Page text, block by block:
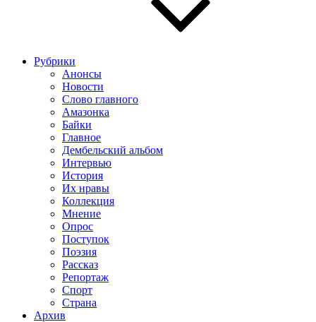
Рубрики
Анонсы
Новости
Слово главного
Амазонка
Байки
Главное
Дембельский альбом
Интервью
История
Их нравы
Коллекция
Мнение
Опрос
Поступок
Поэзия
Рассказ
Репортаж
Спорт
Страна
Архив